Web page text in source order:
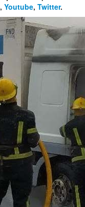
, Youtube, Twitter.